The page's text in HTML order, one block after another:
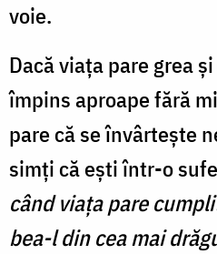
voie.
Dacă viața pare grea
împins aproape fără
pare că se învârtește
simți că ești într-o
când viața pare
bea-l din cea mai